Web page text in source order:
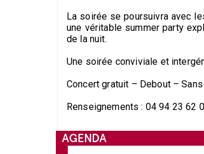
La soirée se poursuivra avec
une véritable summer party
de la nuit.
Une soirée conviviale et
Concert gratuit – Debout –
Renseignements : 04 94 23 62
AGENDA